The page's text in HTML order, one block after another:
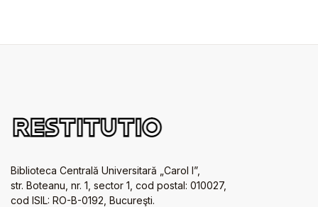
Biblioteca Centrală Universitară „Carol I”,
str. Boteanu, nr. 1, sector 1, cod postal: 010027,
cod ISIL: RO-B-0192, Bucureşti.